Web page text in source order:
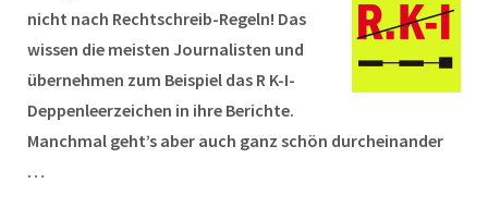
nicht nach Rechtschreib-Regeln! Das
wissen die meisten Journalisten und
übernehmen zum Beispiel das R K-I-
Deppenleerzeichen in ihre Berichte.
Manchmal geht’s aber auch ganz schön durcheinander
…